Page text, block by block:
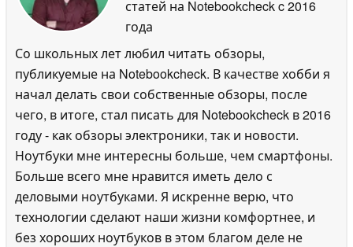
статей на Notebookcheckc 2016
года
Со школьных лет любил читать обзоры,
публикуемые на Notebookcheck. В качестве хобби я
начал делать свои собственные обзоры, после
чего, в итоге, стал писать для Notebookcheck в 2016
году - как обзоры электроники, так и новости.
Ноутбуки мне интересны больше, чем смартфоны.
Больше всего мне нравится иметь дело с
деловыми ноутбуками. Я искренне верю, что
технологии сделают наши жизни комфортнее, и
без хороших ноутбуков в этом благом деле не